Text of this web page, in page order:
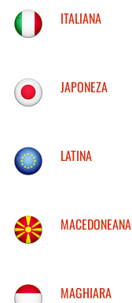
ITALIANA
JAPONEZA
LATINA
MACEDONEANA
MAGHIARA